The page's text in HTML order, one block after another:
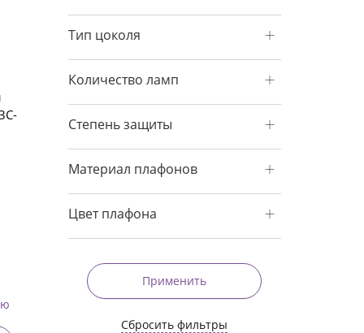
Тип цоколя
Количество ламп
Степень защиты
Материал плафонов
Цвет плафона
Применить
Сбросить фильтры